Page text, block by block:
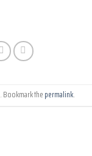
. Bookmark thepermalink.